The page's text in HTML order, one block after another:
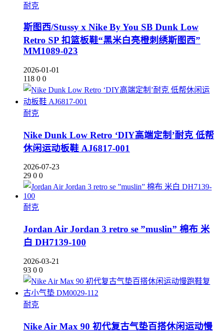
耐克
斯图西/Stussy x Nike By You SB Dunk Low
Retro SP 扣篮板鞋“黑米白亮橙刺绣斯图西”
MM1089-023
2026-01-01
118 0 0
耐克
Nike Dunk Low Retro ‘DIY高端定制’耐克 低帮
休闲运动板鞋 AJ6817-001
2026-07-23
29 0 0
耐克
Jordan Air Jordan 3 retro se ”muslin” 棉布 米
白 DH7139-100
2026-03-21
93 0 0
耐克
Nike Air Max 90 初代复古气垫百搭休闲运动慢